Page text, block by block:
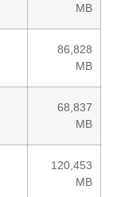
MB
86,828
MB
68,837
MB
120,453
MB